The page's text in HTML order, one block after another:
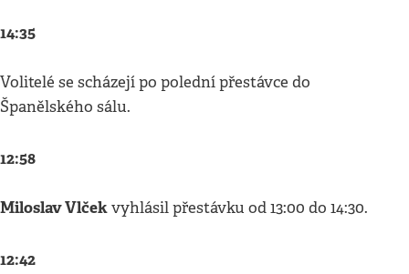
14:35
Volitelé se scházejí po polední přestávce do
Španělského sálu.
12:58
Miloslav Vlčekvyhlásil přestávku od 13:00 do 14:30.
12:42